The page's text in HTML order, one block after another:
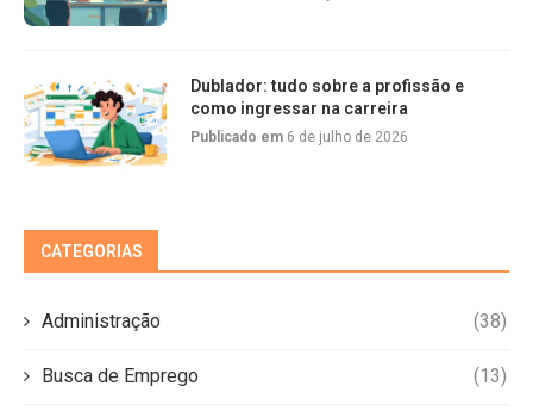
Dublador: tudo sobre a profissão e
como ingressar na carreira
Publicado em 6 de julho de 2026
CATEGORIAS
Administração (38)
Busca de Emprego (13)